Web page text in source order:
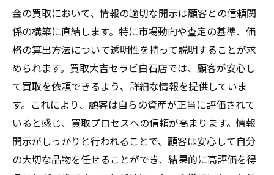
金の買取において、情報の適切な開示は顧客との信頼関
係の構築に直結します。特に市場動向や査定の基準、価
格の算出方法について透明性を持って説明することが求
められます。買取大吉セラビ白石店では、顧客が安心し
て買取を依頼できるよう、詳細な情報を提供していま
す。これにより、顧客は自らの資産が正当に評価されて
いると感じ、買取プロセスへの信頼が高まります。情報
開示がしっかりと行われることで、顧客は安心して自分
の大切な品物を任せることができ、結果的に高評価を得